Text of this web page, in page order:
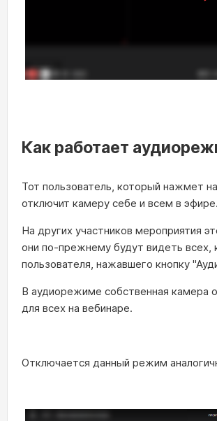
Как работает
Тот пользователь, который нажмет
отключит камеру себе и всем в эфире.
На других участников мероприятия
они по-прежнему будут видеть всех,
пользователя, нажавшего кнопку
В аудиорежиме собственная камера
для всех на вебинаре.
Отключается данный режим